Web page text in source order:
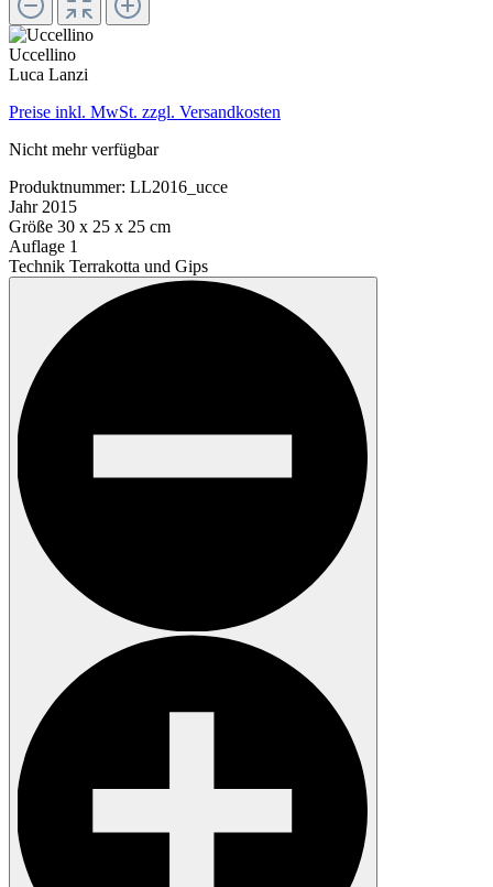
Uccellino
Luca Lanzi
Preise inkl. MwSt. zzgl. Versandkosten
Nicht mehr verfügbar
Produktnummer: LL2016_ucce
Jahr 2015
Größe 30 x 25 x 25 cm
Auflage 1
Technik Terrakotta und Gips